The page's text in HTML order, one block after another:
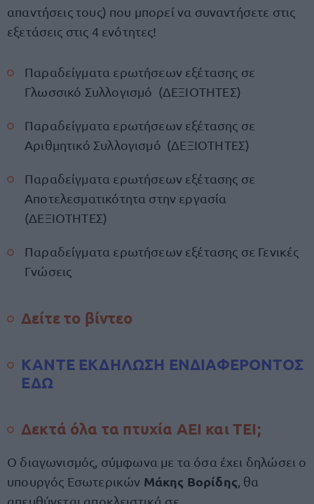
απαντήσεις τους) που μπορεί να συναντήσετε στις
εξετάσεις στις 4 ενότητες!
Παραδείγματα ερωτήσεων εξέτασης σε
Γλωσσικό Συλλογισμό (ΔΕΞΙΟΤΗΤΕΣ)
Παραδείγματα ερωτήσεων εξέτασης σε
Αριθμητικό Συλλογισμό (ΔΕΞΙΟΤΗΤΕΣ)
Παραδείγματα ερωτήσεων εξέτασης σε
Αποτελεσματικότητα στην εργασία
(ΔΕΞΙΟΤΗΤΕΣ)
Παραδείγματα ερωτήσεων εξέτασης σε Γενικές
Γνώσεις
Δείτε το βίντεο
ΚΑΝΤΕ ΕΚΔΗΛΩΣΗ ΕΝΔΙΑΦΕΡΟΝΤΟΣ
ΕΔΩ
Δεκτά όλα τα πτυχία ΑΕΙ και ΤΕΙ;
Ο διαγωνισμός, σύμφωνα με τα όσα έχει δηλώσει ο
υπουργός Εσωτερικών Μάκης Βορίδης , θα
απευθύνεται αποκλειστικά σε